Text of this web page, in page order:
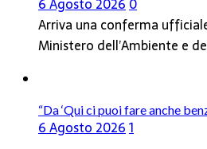
6 Agosto 20260
Arriva una conferma
Ministero dell’Ambiente e
“Da ‘Qui ci puoi fare anche
6 Agosto 20261